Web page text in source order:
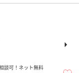
談可！ネット無料